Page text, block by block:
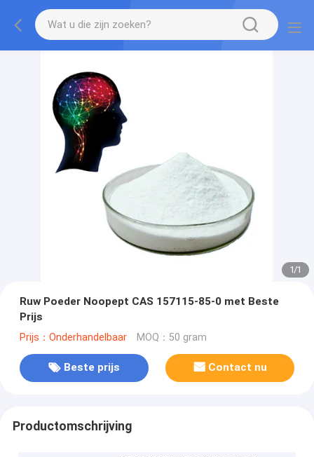
1/1
Ruw Poeder Noopept CAS 157115-85-0 met Beste
Prijs
Prijs：Onderhandelbaar MOQ：50 gram
Beste prijs Contact nu
Productomschrijving